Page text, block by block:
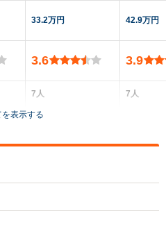
33.2万円
3.6
7人
5ドア
42.9万円
3.9
7人
を表示する